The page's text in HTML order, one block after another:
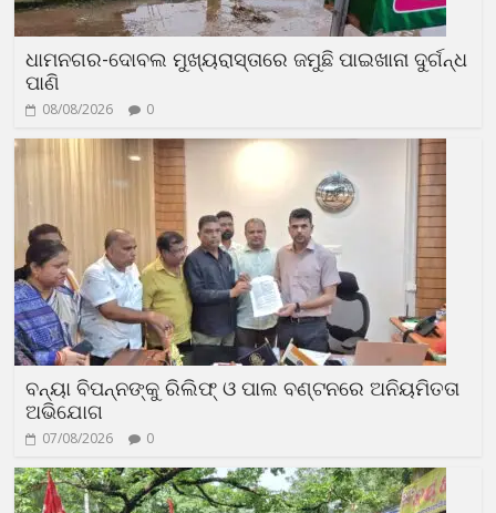
ଧାମନଗର-ଦୋବଲ ମୁଖ୍ୟରାସ୍ତାରେ ଜମୁଛି ପାଇଖାନା ଦୁର୍ଗନ୍ଧ
ପାଣି
08/08/2026 0
ବନ୍ୟା ବିପନ୍ନଙ୍କୁ ରିଲିଫ୍‌ ଓ ପାଲ ବଣ୍ଟନରେ ଅନିୟମିତତା
ଅଭିଯୋଗ
07/08/2026 0